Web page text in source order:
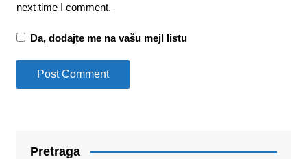
next time I comment.
Da, dodajte me na vašu mejl listu
Pretraga